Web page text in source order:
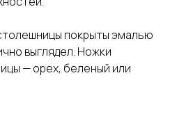
покрыты эмалью
выглядел. Ножки
— орех, беленый или